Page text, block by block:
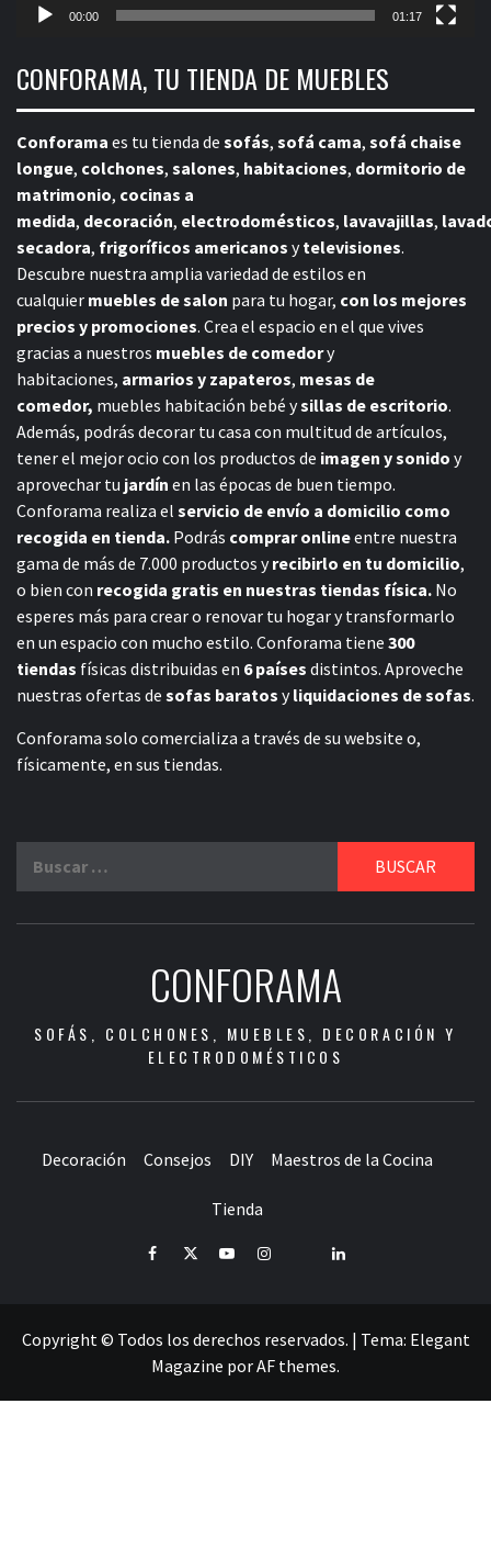
00:00 01:17
CONFORAMA, TU TIENDA DE MUEBLES
Conforama es tu tienda de sofás, sofá cama, sofá chaise
longue, colchones, salones, habitaciones, dormitorio de
matrimonio, cocinas a
medida, decoración, electrodomésticos, lavavajillas,
secadora, frigoríficos americanos ytelevisiones.
Descubre nuestra amplia variedad de estilos en
cualquier muebles de salon para tu hogar, con los mejores
precios y promociones. Crea el espacio en el que vives
gracias a nuestros muebles de comedory
habitaciones, armarios y zapateros, mesas de
comedor, muebles habitación bebé ysillas de escritorio.
Además, podrás decorar tu casa con multitud de artículos,
tener el mejor ocio con los productos de imagen y sonido y
aprovechar tu jardín en las épocas de buen tiempo.
Conforama realiza el servicio de envío a domicilio como
recogida en tienda. Podrás comprar onlineentre nuestra
gama de más de 7.000 productos yrecibirlo en tu domicilio,
o bien con recogida gratis en nuestras tiendas física. No
esperes más para crear o renovar tu hogar y transformarlo
en un espacio con mucho estilo. Conforama tiene 300
tiendas físicas distribuidas en 6 países distintos. Aproveche
nuestras ofertas de sofas baratos yliquidaciones de sofas.
Conforama solo comercializa a través de su website o,
físicamente, en sus tiendas.
CONFORAMA
SOFÁS, COLCHONES, MUEBLES, DECORACIÓN Y
ELECTRODOMÉSTICOS
Decoración Consejos DIY Maestros de la Cocina
Tienda
FacebookTwitterYoutubeInstagramPinterestLinkedIn
Copyright © Todos los derechos reservados. | Tema: Elegant
Magazine porAF themes.